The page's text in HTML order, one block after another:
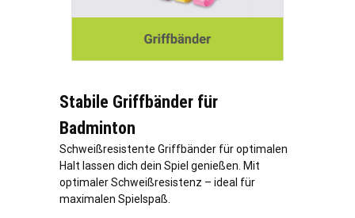
Stabile Griffbänder für
Badminton
Schweißresistente Griffbänder für optimalen
Halt lassen dich dein Spiel genießen. Mit
optimaler Schweißresistenz – ideal für
maximalen Spielspaß.